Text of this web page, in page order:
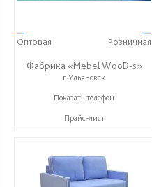
—
Оптовая
—
Розничная
Фабрика «Mebel WooD-s»
г.Ульяновск
+7 (906) 140-08-08
Показать телефон
Прайс-лист